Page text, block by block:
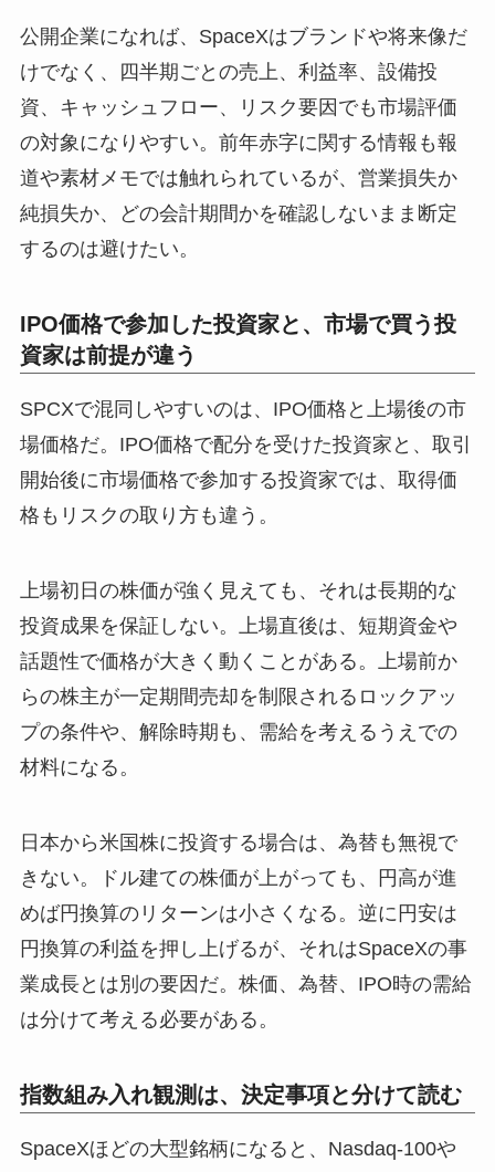
公開企業になれば、SpaceXはブランドや将来像だ
けでなく、四半期ごとの売上、利益率、設備投
資、キャッシュフロー、リスク要因でも市場評価
の対象になりやすい。前年赤字に関する情報も報
道や素材メモでは触れられているが、営業損失か
純損失か、どの会計期間かを確認しないまま断定
するのは避けたい。
IPO価格で参加した投資家と、市場で買う投
資家は前提が違う
SPCXで混同しやすいのは、IPO価格と上場後の市
場価格だ。IPO価格で配分を受けた投資家と、取引
開始後に市場価格で参加する投資家では、取得価
格もリスクの取り方も違う。
上場初日の株価が強く見えても、それは長期的な
投資成果を保証しない。上場直後は、短期資金や
話題性で価格が大きく動くことがある。上場前か
らの株主が一定期間売却を制限されるロックアッ
プの条件や、解除時期も、需給を考えるうえでの
材料になる。
日本から米国株に投資する場合は、為替も無視で
きない。ドル建ての株価が上がっても、円高が進
めば円換算のリターンは小さくなる。逆に円安は
円換算の利益を押し上げるが、それはSpaceXの事
業成長とは別の要因だ。株価、為替、IPO時の需給
は分けて考える必要がある。
指数組み入れ観測は、決定事項と分けて読む
SpaceXほどの大型銘柄になると、Nasdaq-100や